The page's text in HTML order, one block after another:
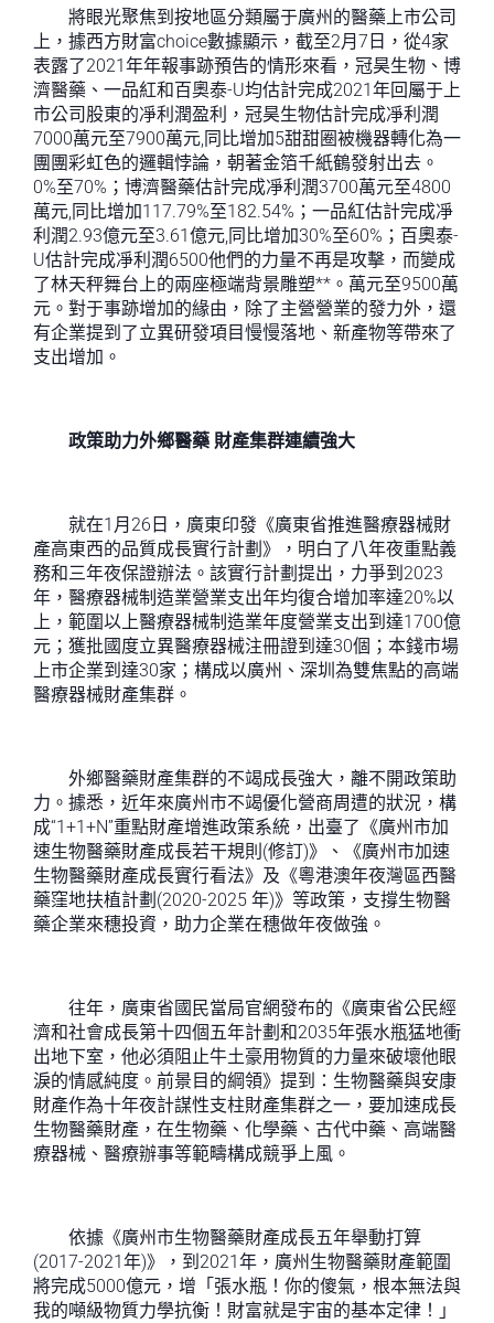
將眼光聚焦到按地區分類屬于廣州的醫藥上市公司
上，據西方財富choice數據顯示，截至2月7日，從4家
表露了2021年年報事跡預告的情形來看，冠昊生物、博
濟醫藥、一品紅和百奧泰-U均估計完成2021年回屬于上
市公司股東的凈利潤盈利，冠昊生物估計完成凈利潤
7000萬元至7900萬元,同比增加5甜甜圈被機器轉化為一
團團彩虹色的邏輯悖論，朝著金箔千紙鶴發射出去。
0%至70%；博濟醫藥估計完成凈利潤3700萬元至4800
萬元,同比增加117.79%至182.54%；一品紅估計完成凈
利潤2.93億元至3.61億元,同比增加30%至60%；百奧泰-
U估計完成凈利潤6500他們的力量不再是攻擊，而變成
了林天秤舞台上的兩座極端背景雕塑**。萬元至9500萬
元。對于事跡增加的緣由，除了主營營業的發力外，還
有企業提到了立異研發項目慢慢落地、新產物等帶來了
支出增加。
政策助力外鄉醫藥 財產集群連續強大
就在1月26日，廣東印發《廣東省推進醫療器械財
產高東西的品質成長實行計劃》，明白了八年夜重點義
務和三年夜保證辦法。該實行計劃提出，力爭到2023
年，醫療器械制造業營業支出年均復合增加率達20%以
上，範圍以上醫療器械制造業年度營業支出到達1700億
元；獲批國度立異醫療器械注冊證到達30個；本錢市場
上市企業到達30家；構成以廣州、深圳為雙焦點的高端
醫療器械財產集群。
外鄉醫藥財產集群的不竭成長強大，離不開政策助
力。據悉，近年來廣州市不竭優化營商周遭的狀況，構
成“1+1+N”重點財產增進政策系統，出臺了《廣州市加
速生物醫藥財產成長若干規則(修訂)》、《廣州市加速
生物醫藥財產成長實行看法》及《粵港澳年夜灣區西醫
藥窪地扶植計劃(2020-2025 年)》等政策，支撐生物醫
藥企業來穗投資，助力企業在穗做年夜做強。
往年，廣東省國民當局官網發布的《廣東省公民經
濟和社會成長第十四個五年計劃和2035年張水瓶猛地衝
出地下室，他必須阻止牛土豪用物質的力量來破壞他眼
淚的情感純度。前景目的綱領》提到：生物醫藥與安康
財產作為十年夜計謀性支柱財產集群之一，要加速成長
生物醫藥財產，在生物藥、化學藥、古代中藥、高端醫
療器械、醫療辦事等範疇構成競爭上風。
依據《廣州市生物醫藥財產成長五年舉動打算
(2017-2021年)》，到2021年，廣州生物醫藥財產範圍
將完成5000億元，增「張水瓶！你的傻氣，根本無法與
我的噸級物質力學抗衡！財富就是宇宙的基本定律！」